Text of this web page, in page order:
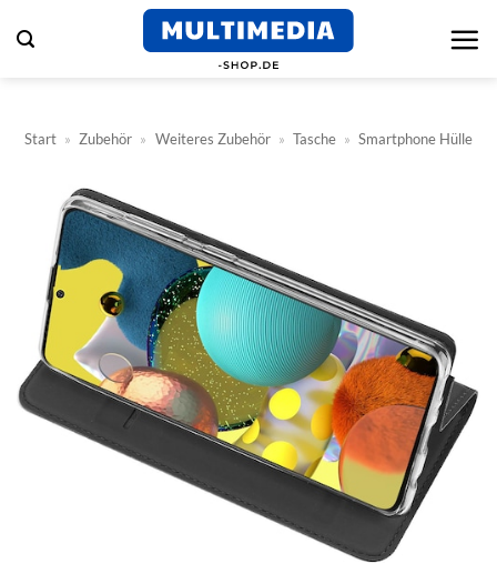
Inhalt
Start » Zubehör » Weiteres Zubehör » Tasche » Smartphone Hülle